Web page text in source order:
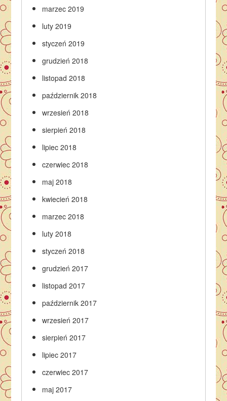
marzec 2019
luty 2019
styczeń 2019
grudzień 2018
listopad 2018
październik 2018
wrzesień 2018
sierpień 2018
lipiec 2018
czerwiec 2018
maj 2018
kwiecień 2018
marzec 2018
luty 2018
styczeń 2018
grudzień 2017
listopad 2017
październik 2017
wrzesień 2017
sierpień 2017
lipiec 2017
czerwiec 2017
maj 2017